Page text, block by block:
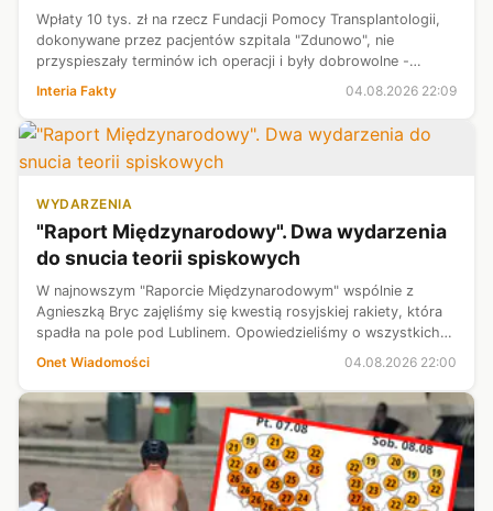
Wpłaty 10 tys. zł na rzecz Fundacji Pomocy Transplantologii,
dokonywane przez pacjentów szpitala "Zdunowo", nie
przyspieszały terminów ich operacji i były dobrowolne -
złożył zeznania w Sądzie...
Interia Fakty 04.08.2026 22:09
WYDARZENIA
"Raport Międzynarodowy". Dwa wydarzenia
do snucia teorii spiskowych
W najnowszym "Raporcie Międzynarodowym" wspólnie z
Agnieszką Bryc zajęliśmy się kwestią rosyjskiej rakiety, która
spadła na pole pod Lublinem. Opowiedzieliśmy o wszystkich
teoriach spiskowych i o tym, jak pożyteczni idioci Putina,
Onet Wiadomości 04.08.2026 22:00